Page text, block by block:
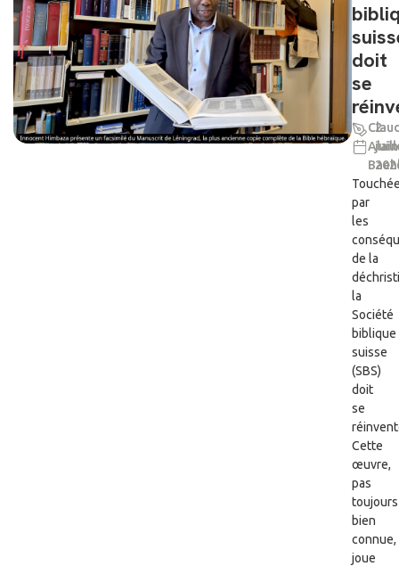
doit
se
Alain
2
par
les
de la
la
Société
biblique
suisse
(SBS)
doit
se
Cette
œuvre,
pas
toujours
bien
connue,
joue